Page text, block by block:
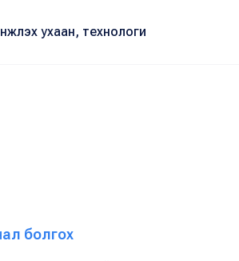
ухаан, технологи
болгох